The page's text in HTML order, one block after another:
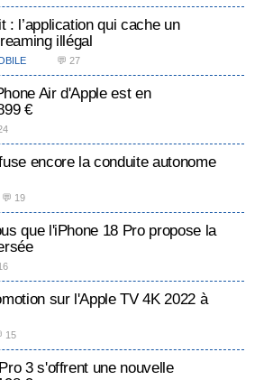
: l’application qui cache un
illégal
💬 27
Air d'Apple est en
€
encore la conduite autonome
💬 19
que l'iPhone 18 Pro propose la
sur l'Apple TV 4K 2022 à
15
3 s'offrent une nouvelle